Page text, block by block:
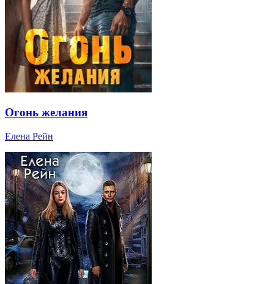
Огонь желания
Елена Рейн